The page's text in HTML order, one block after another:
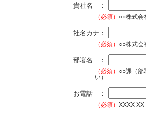
貴社名 ：
（必須） ○○株式会
社名カナ：
（必須） ○○株式会
部署名 ：
（必須） ○○課（部
い）
お電話 ：
（必須） XXXX-